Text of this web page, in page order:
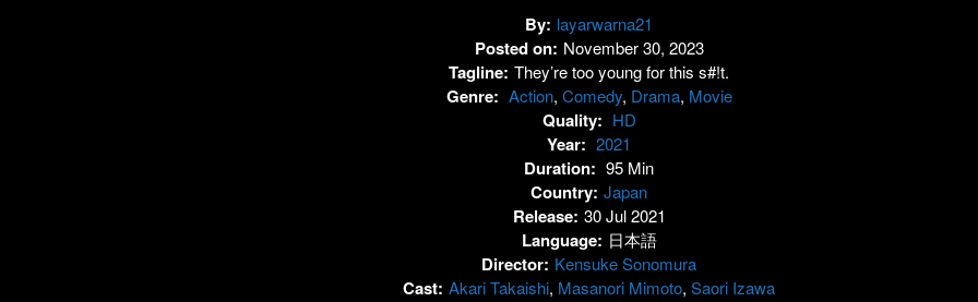
By: layarwarna21
Posted on: November 30, 2023
Tagline: They’re too young for this s#!t.
Genre: Action, Comedy, Drama, Movie
Quality: HD
Year: 2021
Duration: 95 Min
Country: Japan
Release: 30 Jul 2021
Language: 日本語
Director: Kensuke Sonomura
Cast: Akari Takaishi, Masanori Mimoto, Saori Izawa